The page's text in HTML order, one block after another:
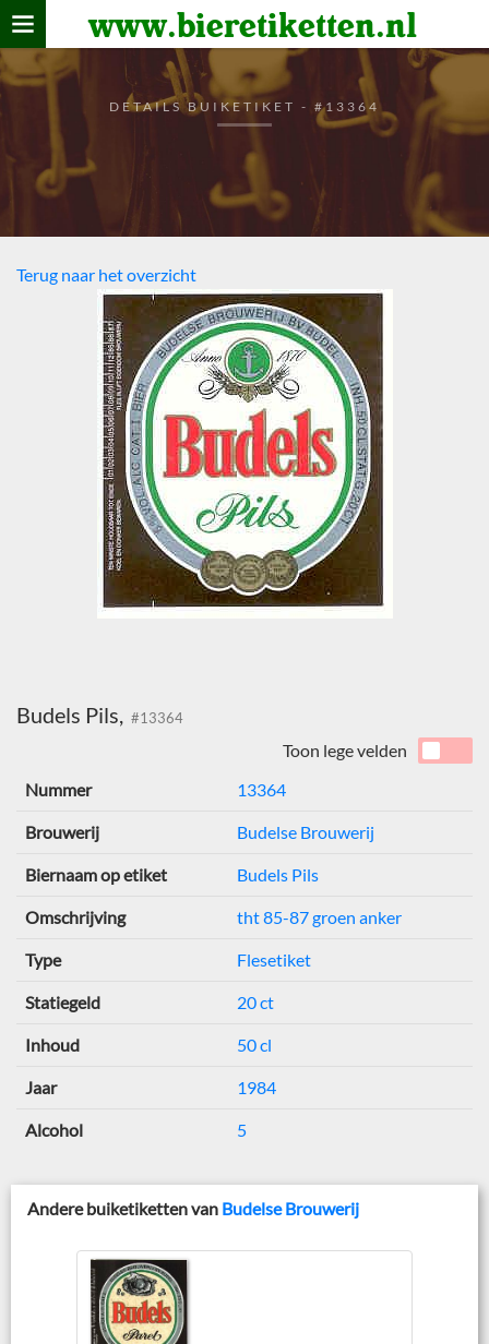
www.bieretiketten.nl
Home
verzamelen
De bierkaart
Bezoekers
DETAILS BUIKETIKET - #13364
Terug naar het overzicht
Budels Pils, #13364
Toon lege velden
Nummer
13364
Brouwerij Budelse Brouwerij
Biernaam op etiket Budels Pils
Omschrijving tht 85-87 groen anker
Type Flesetiket
Statiegeld 20 ct
Inhoud 50 cl
Jaar 1984
Alcohol 5
Andere buiketiketten van Budelse Brouwerij